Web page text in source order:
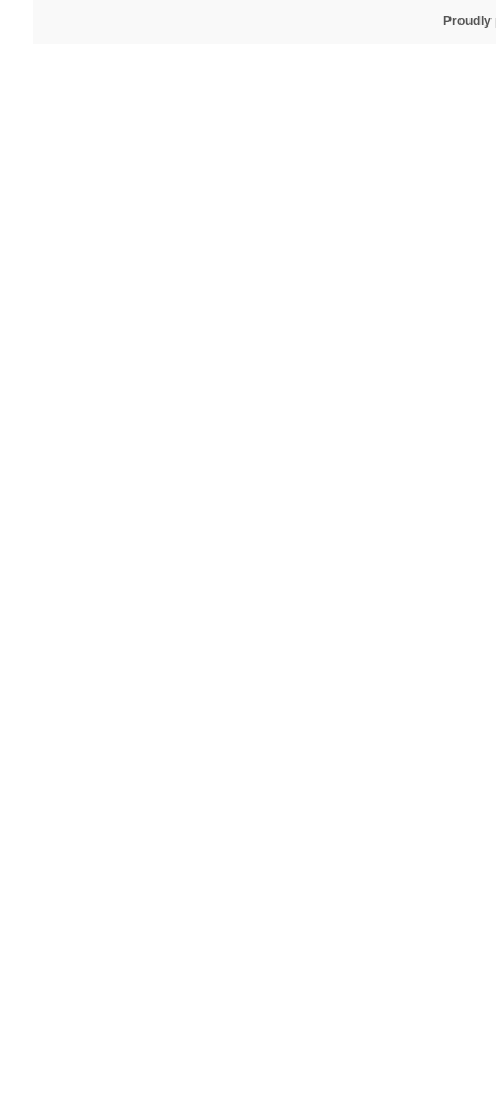
Proudly